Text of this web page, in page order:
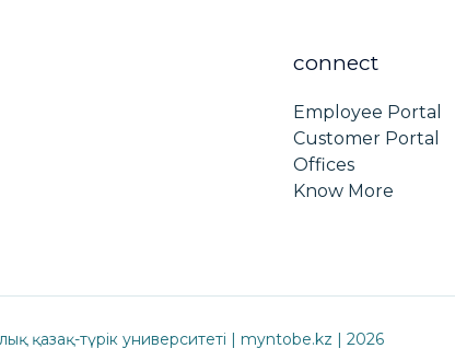
connect
Employee Portal
Customer Portal
Offices
Know More
қазақ-түрік университеті | myntobe.kz | 2026